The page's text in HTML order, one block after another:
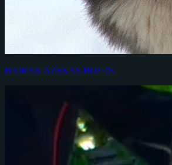
BAIRAK AZSKAS BOETS